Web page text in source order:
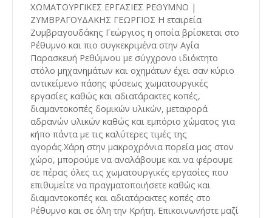
ΧΩΜΑΤΟΥΡΓΙΚΕΣ ΕΡΓΑΣΙΕΣ ΡΕΘΥΜΝΟ |
ΖΥΜΒΡΑΓΟΥΔΑΚΗΣ ΓΕΩΡΓΙΟΣ Η εταιρεία
Ζυμβραγουδάκης Γεώργιος η οποία βρίσκεται στο
Ρέθυμνο και πιο συγκεκριμένα στην Αγία
Παρασκευή Ρεθύμνου με σύγχρονο ιδιόκτητο
στόλο μηχανημάτων και οχημάτων έχει σαν κύριο
αντικείμενο πάσης φύσεως χωματουργικές
εργασίες καθώς και αδιατάρακτες κοπές,
διαμαντοκοπές δομικών υλικών, μεταφορά
αδρανών υλικών καθώς και εμπόριο χώματος για
κήπο πάντα με τις καλύτερες τιμές της
αγοράς.Χάρη στην μακροχρόνια πορεία μας στον
χώρο, μπορούμε να αναλάβουμε και να φέρουμε
σε πέρας όλες τις χωματουργικές εργασίες που
επιθυμείτε να πραγματοποιήσετε καθώς και
διαμαντοκοπές και αδιατάρακτες κοπές στο
Ρέθυμνο και σε όλη την Κρήτη. Επικοινωνήστε μαζί